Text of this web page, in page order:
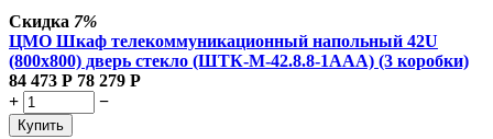
Скидка 7%
ЦМО Шкаф телекоммуникационный напольный 42U
(800x800) дверь стекло (ШТК-М-42.8.8-1ААА) (3 коробки)
84 473 Р 78 279 Р
+
−
Купить